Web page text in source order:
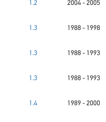
1.2 2004 - 2005
1.3 1988 - 1998
1.3 1988 - 1993
1.3 1988 - 1993
1.4 1989 - 2000